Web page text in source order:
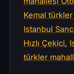
Kemal türkler
Istanbul
Hızlı Çekici,
türkler